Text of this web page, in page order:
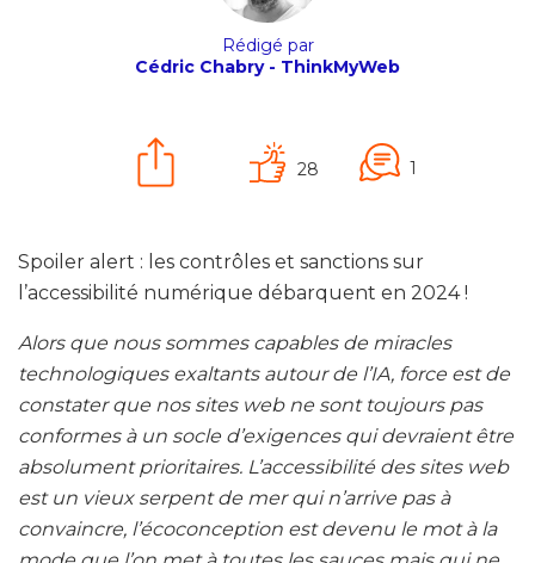
Rédigé par
Cédric Chabry - ThinkMyWeb
28 1
Spoiler alert : les contrôles et sanctions sur
l’accessibilité numérique débarquent en 2024 !
Alors que nous sommes capables de miracles
technologiques exaltants autour de l’IA, force est de
constater que nos sites web ne sont toujours pas
conformes à un socle d’exigences qui devraient être
absolument prioritaires. L’accessibilité des sites web
est un vieux serpent de mer qui n’arrive pas à
convaincre, l’écoconception est devenu le mot à la